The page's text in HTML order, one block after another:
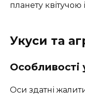
планету квітучою
Укуси та
Особливості
Оси здатні